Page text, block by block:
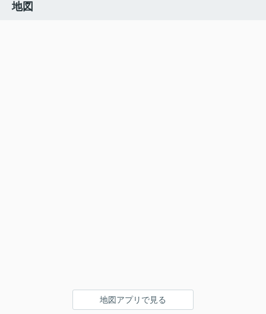
地図
地図アプリで見る